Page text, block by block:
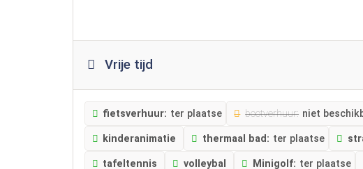
Vrije tijd
fietsverhuur: ter plaatse bootverhuur: niet
kinderanimatie thermaal bad: ter plaatse
tafeltennis volleybal Minigolf: ter plaatse